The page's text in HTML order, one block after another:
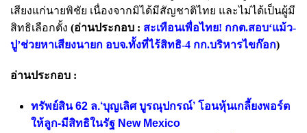
เสียงแก่นายพิชัย เนื่องจากมิได้มีสัญชาติไทย และไม่ได้เป็นผู้มี
สิทธิเลือกตั้ง (อ่านประกอบ : สะเทือนเพื่อไทย! กกต.สอบ‘แม้ว-
ปู’ช่วยหาเสียงนายก อบจ.ทั้งที่ไร้สิทธิ-4 กก.บริหารไขก๊อก)
อ่านประกอบ :
ทรัพย์สิน 62 ล.‘บุญเลิศ บูรณุปกรณ์’ โอนหุ้นเกลี้ยงพอร์ต
ให้ลูก-มีสิทธิในรัฐ New Mexico